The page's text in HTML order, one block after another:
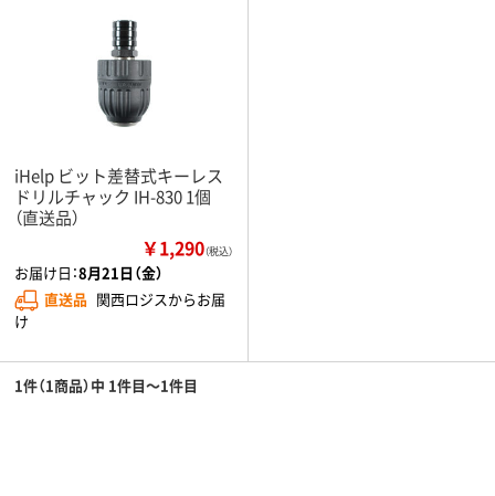
iHelp ビット差替式キーレス
ドリルチャック IH-830 1個
（直送品）
￥1,290（税込）
お届け日：8月21日（金）
直送品 関西ロジスからお届
け
1件（1商品）中 1件目～1件目